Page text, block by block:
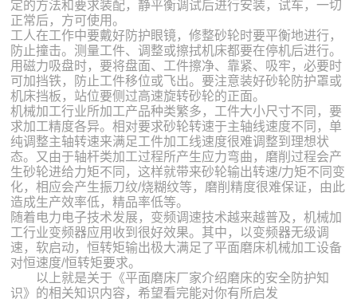
定的方法和要求装配，静平衡调试后进行安装，试车，一切
正常后，方可使用。
工人在工作中要戴好防护眼镜，修整砂轮时要平衡地进行，
防止撞击。测量工件、调整或擦拭机床都要在停机后进行。
用磁力吸盘时，要将盘面、工件擦净、靠紧、吸牢，必要时
可加挡铁，防止工件移位或飞出。要注意装好砂轮防护罩或
机床挡板，站位要侧过高速旋转砂轮的正面。
机械加工行业所加工产品种类繁多，工件大小尺寸不同，要
求加工精度各异。相对要求砂轮转速于主轴线速度不同，单
纯调整主轴转速来满足工件加工线速度很难调整到理想状
态。又由于轴杆类加工过程所产生应力弯曲，磨削过程会产
生砂轮进给力矩不同，这样就带来砂轮输出转速/力矩不同变
化，相应会产生振刀纹/烧糊纹等，磨削精度很难保证，由此
造成生产效率低，精品率低等。
随着电力电子技术发展，变频调速技术越来越普及，机械加
工行业变频器应用收到很好效果。其中，以变频器无级调
速，软启动，恒转矩输出极大满足了平面磨床机械加工设备
对恒速度/恒转矩要求。
以上就是关于《平面磨床厂家介绍磨床的安全防护知
识》的相关知识内容，希望看完能对你有所启发